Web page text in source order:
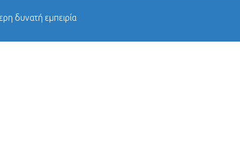
δυνατή εμπειρία